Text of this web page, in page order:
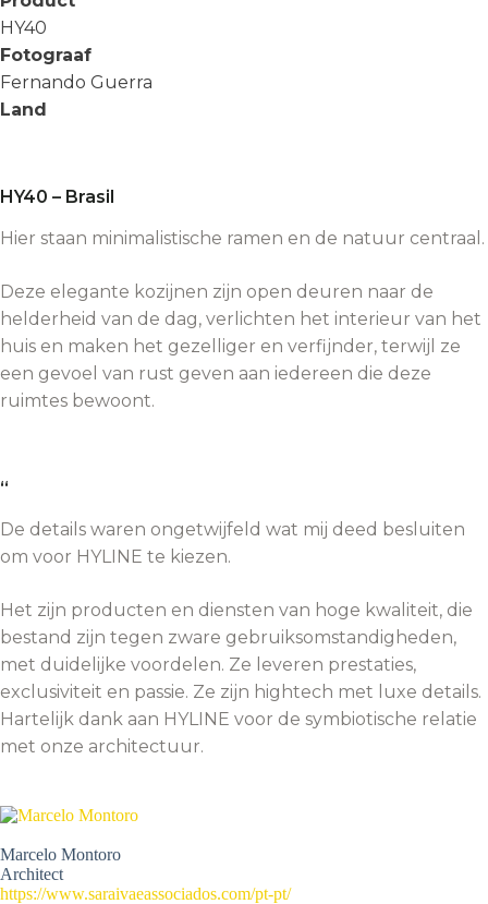
HY40
Fotograaf
Fernando Guerra
Land
HY40 – Brasil
Hier staan minimalistische ramen en de natuur centraal.
Deze elegante kozijnen zijn open deuren naar de
helderheid van de dag, verlichten het interieur van het
huis en maken het gezelliger en verfijnder, terwijl ze
een gevoel van rust geven aan iedereen die deze
ruimtes bewoont.
“
De details waren ongetwijfeld wat mij deed besluiten
om voor HYLINE te kiezen.
Het zijn producten en diensten van hoge kwaliteit, die
bestand zijn tegen zware gebruiksomstandigheden,
met duidelijke voordelen. Ze leveren prestaties,
exclusiviteit en passie. Ze zijn hightech met luxe details.
Hartelijk dank aan HYLINE voor de symbiotische relatie
met onze architectuur.
Marcelo Montoro
Architect
https://www.saraivaeassociados.com/pt-pt/